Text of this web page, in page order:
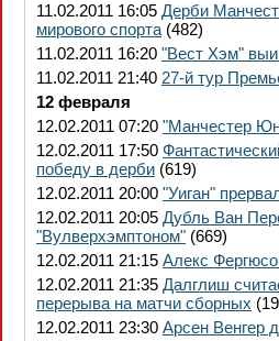
11.02.2011 16:05 Дерби
мирового спорта (482)
11.02.2011 16:20 "Вест Хэм"
11.02.2011 21:40 27-й тур
12 февраля
12.02.2011 07:20 "Манчестер
12.02.2011 17:50
победу в дерби (619)
12.02.2011 20:00 "Уиган"
12.02.2011 20:05 Дубль Ван
"Вулверхэмптоном" (669)
12.02.2011 21:15 Алекс
12.02.2011 21:35 Далглиш
перерыва на матчи сборных
12.02.2011 23:30 Арсен Венгер